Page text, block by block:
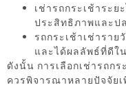
เช่ารถกระเช้าระ
ประสิทธิภาพและป
รถกระเช้าเช่ารา
และได้ผลลัพธ์ที่ดีใ
ดังนั้น การเลือกเช่ารถก
ควรพิจารณาหลายปัจจัย